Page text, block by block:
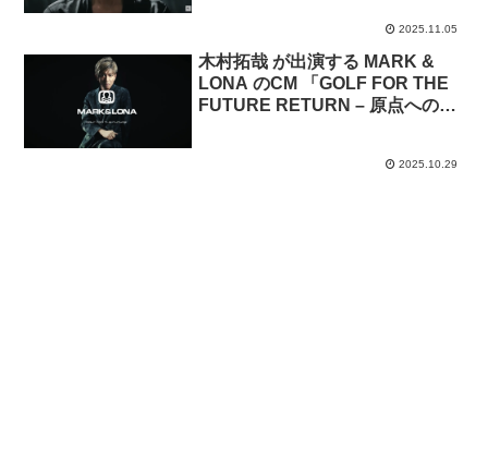
2025.11.05
木村拓哉 が出演する MARK &
LONA のCM 「GOLF FOR THE
FUTURE RETURN – 原点への回
2025.10.29